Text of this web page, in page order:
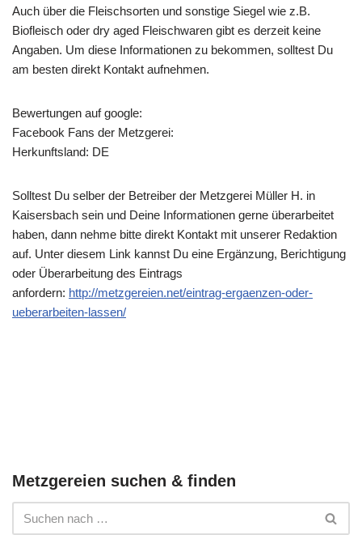
Auch über die Fleischsorten und sonstige Siegel wie z.B.
Biofleisch oder dry aged Fleischwaren gibt es derzeit keine
Angaben. Um diese Informationen zu bekommen, solltest Du
am besten direkt Kontakt aufnehmen.
Bewertungen auf google:
Facebook Fans der Metzgerei:
Herkunftsland: DE
Solltest Du selber der Betreiber der Metzgerei Müller H. in
Kaisersbach sein und Deine Informationen gerne überarbeitet
haben, dann nehme bitte direkt Kontakt mit unserer Redaktion
auf. Unter diesem Link kannst Du eine Ergänzung, Berichtigung
oder Überarbeitung des Eintrags
anfordern: http://metzgereien.net/eintrag-ergaenzen-oder-
ueberarbeiten-lassen/
Metzgereien suchen & finden